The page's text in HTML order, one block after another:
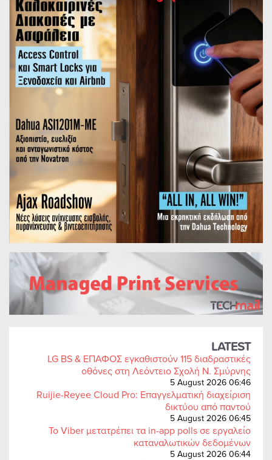
LATEST
LG BS & ΕΠΑΦΟΣ εγκαθιστούν 115 διαδραστικές
οθόνες στη Λεόντειο Σχολή Ν. Σμύρνης
5 August 2026 06:46
Ruijie-Reyee Cloud Pro: Επαγγελματική διαχείριση
δικτύου από παντού
5 August 2026 06:45
Το Viber μετατρέπει τα in-app polls σε εργαλείο
καταναλωτικών δεδομένων
5 August 2026 06:44